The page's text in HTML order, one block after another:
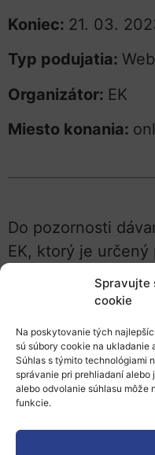
Spravujte
cookie
Na poskytovanie tých
sú súbory cookie na ukladanie
Súhlas s týmito technológiami
správanie pri prehliadaní alebo
alebo odvolanie súhlasu
funkcie.
Koniec: 21. 03.
Typ podujatia:
Organizátor: EK
Miesto konania:
Do pozornosti
EK, ktorý je
certifikátov o
programu
Webinár sa
live streama
platformu SLI.do.
Aktualizované